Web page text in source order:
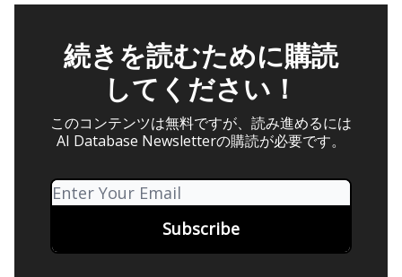
続きを読むために購読
してください！
このコンテンツは無料ですが、読み進めるには
AI Database Newsletterの購読が必要です。